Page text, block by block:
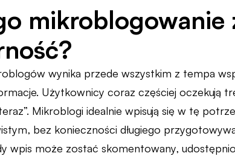
mikroblogowanie
wynika przede wszystkim z tempa
Użytkownicy coraz częściej oczekują
Mikroblogi idealnie wpisują się w tę
bez konieczności długiego
wpis może zostać skomentowany,